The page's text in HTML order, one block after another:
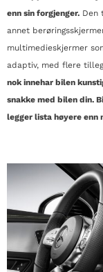
enn sin forgjenger. Den
annet
multimedieskjermer
adaptiv, med flere
nok innehar bilen
snakke med bilen din.
legger lista høyere enn